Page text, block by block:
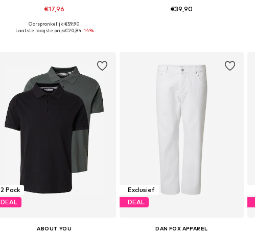
€17,96
Beschikbare maten: S, M, L, XL
Oorspronkelijk: €59,90
Laatste laagste prijs:€20,94-14%
€39,90
2 Pack
DEAL
ABOUT YOU
Exclusief
DEAL
DAN FOX APPAREL